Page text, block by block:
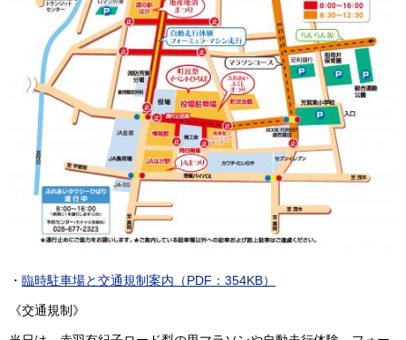
・ 臨時駐車場と交通規制案内（PDF：354KB）
《交通規制》